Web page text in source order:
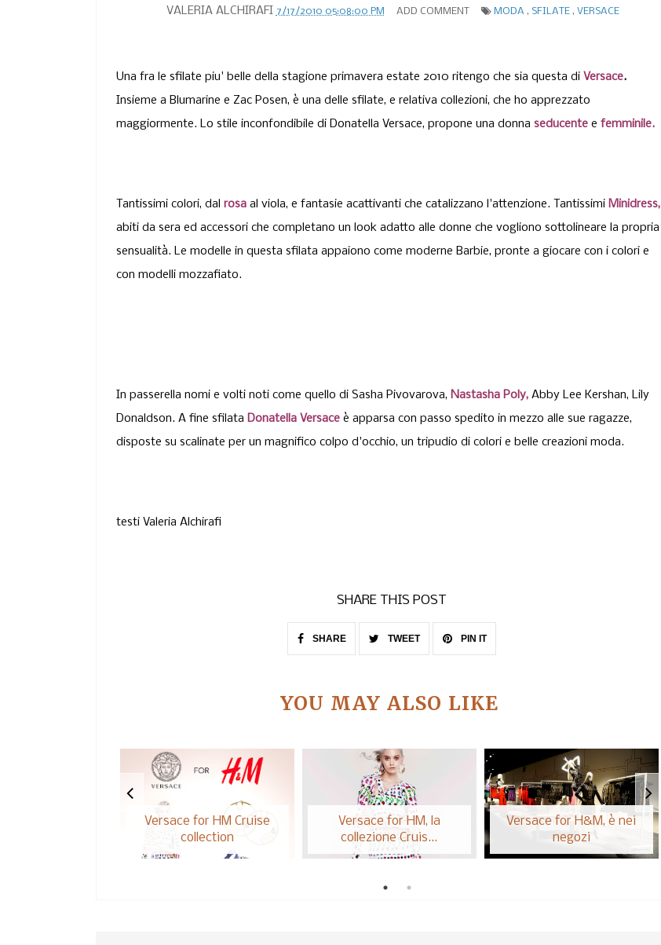
VALERIA ALCHIRAFI 7/17/2010 05:08:00 PM ADD COMMENT MODA , SFILATE, VERSACE
Una fra le sfilate piu' belle della stagione primavera estate 2010 ritengo che sia questa di Versace.
Insieme a Blumarine e Zac Posen, è una delle sfilate, e relativa collezioni, che ho apprezzato
maggiormente. Lo stile inconfondibile di Donatella Versace, propone una donna seducente e femminile.
Tantissimi colori, dal rosa al viola, e fantasie acattivanti che catalizzano l'attenzione. Tantissimi Minidress,
abiti da sera ed accessori che completano un look adatto alle donne che vogliono sottolineare la propria
sensualità. Le modelle in questa sfilata appaiono come moderne Barbie, pronte a giocare con i colori e
con modelli mozzafiato.
In passerella nomi e volti noti come quello di Sasha Pivovarova, Nastasha Poly, Abby Lee Kershan, Lily
Donaldson. A fine sfilata Donatella Versace è apparsa con passo spedito in mezzo alle sue ragazze,
disposte su scalinate per un magnifico colpo d'occhio, un tripudio di colori e belle creazioni moda.
testi Valeria Alchirafi
SHARE THIS POST
SHARE TWEET PIN IT
YOU MAY ALSO LIKE
Versace for HM Cruise
collection
Versace for HM, la
collezione Cruis...
Versace for H&M, è nei
negozi